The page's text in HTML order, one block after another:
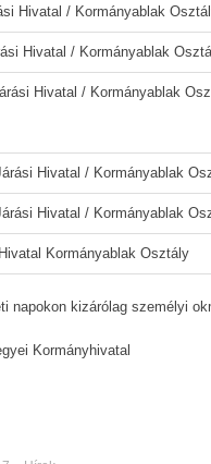
Hivatal / Kormányablak
Hivatal / Kormányablak
Hivatal / Kormányablak
Hivatal / Kormányablak
Hivatal / Kormányablak
Kormányablak Osztály
napokon kizárólag személyi
Kormányhivatal